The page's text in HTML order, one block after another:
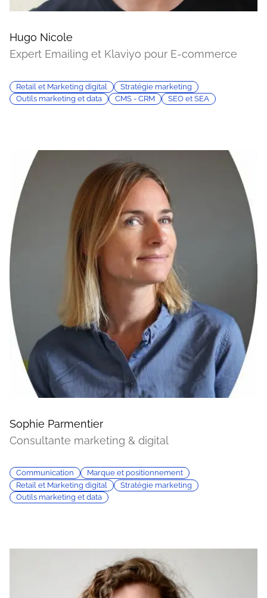
Hugo Nicole
Expert Emailing et Klaviyo pour E-commerce
Retail et Marketing digital
Stratégie marketing
Outils marketing et data
CMS - CRM SEO et SEA
Sophie Parmentier
Consultante marketing & digital
Communication
Marque et positionnement
Retail et Marketing digital
Stratégie marketing
Outils marketing et data